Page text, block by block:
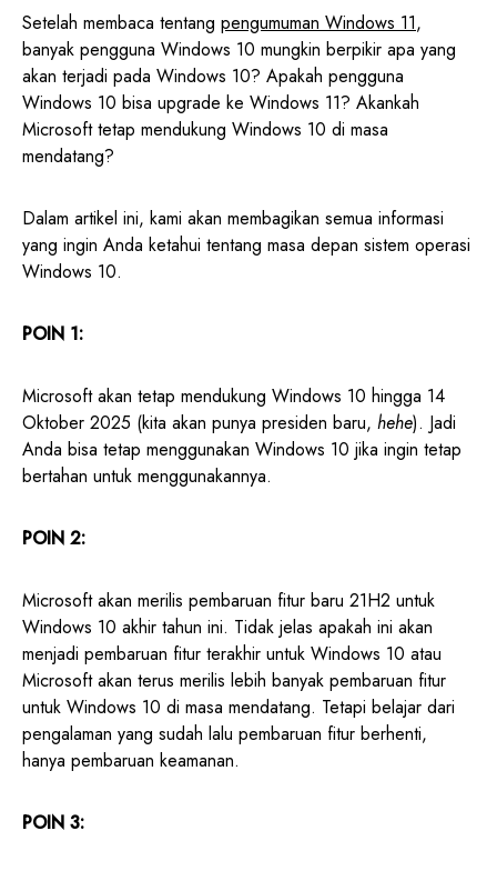
Setelah membaca tentang pengumuman Windows 11,
banyak pengguna Windows 10 mungkin berpikir apa yang
akan terjadi pada Windows 10? Apakah pengguna
Windows 10 bisa upgrade ke Windows 11? Akankah
Microsoft tetap mendukung Windows 10 di masa
mendatang?
Dalam artikel ini, kami akan membagikan semua informasi
yang ingin Anda ketahui tentang masa depan sistem operasi
Windows 10.
POIN 1:
Microsoft akan tetap mendukung Windows 10 hingga 14
Oktober 2025 (kita akan punya presiden baru, hehe). Jadi
Anda bisa tetap menggunakan Windows 10 jika ingin tetap
bertahan untuk menggunakannya.
POIN 2:
Microsoft akan merilis pembaruan fitur baru 21H2 untuk
Windows 10 akhir tahun ini. Tidak jelas apakah ini akan
menjadi pembaruan fitur terakhir untuk Windows 10 atau
Microsoft akan terus merilis lebih banyak pembaruan fitur
untuk Windows 10 di masa mendatang. Tetapi belajar dari
pengalaman yang sudah lalu pembaruan fitur berhenti,
hanya pembaruan keamanan.
POIN 3: